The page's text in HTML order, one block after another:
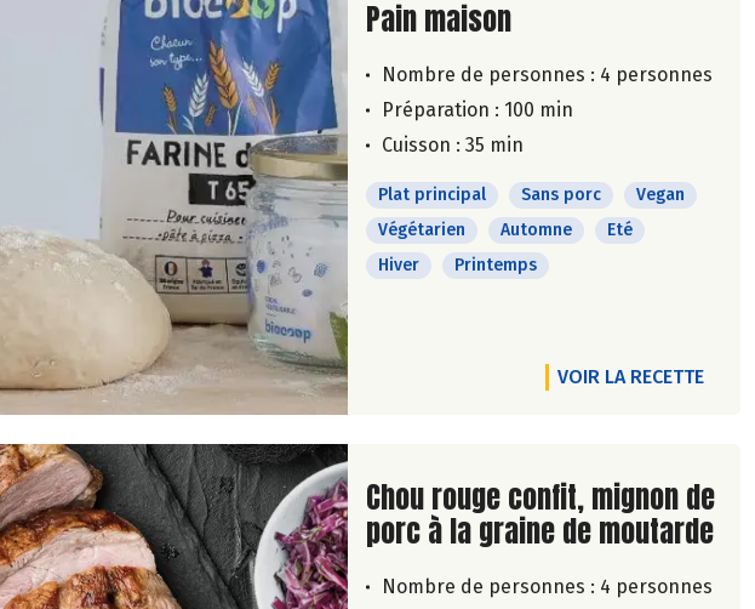
Lire la suite de la recette
Pain maison
Nombre de personnes : 4 personnes
Préparation : 100 min
Cuisson : 35 min
Plat principal Sans porc
Vegan
Végétarien
Automne
Eté
Hiver
Printemps
VOIR LA RECETTE
Lire la suite de la recette
Chou rouge confit, mignon de
porc à la graine de moutarde
Nombre de personnes : 4 personnes